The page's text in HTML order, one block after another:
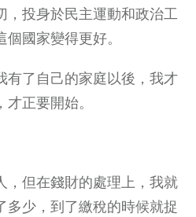
，投身於民主運動和政治工
國家變得更好。
了自己的家庭以後，我才
正要開始。
，但在錢財的處理上，我就
多少，到了繳稅的時候就捉